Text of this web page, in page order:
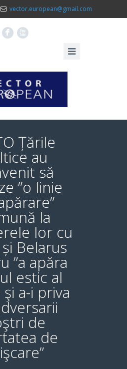
vector.european@gmail.com
F X
Țările
au
să
”o linie
la
lor cu
și Belarus
”a apăra
estic al
şi a-i priva
de
de